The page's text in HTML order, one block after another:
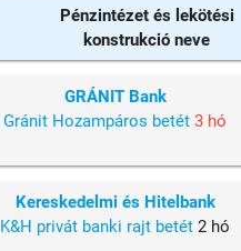
Pénzintézet és lekötési
konstrukció neve
GRÁNIT Bank
Gránit Hozampáros betét 3 hó
Kereskedelmi és Hitelbank
K&H privát banki rajt betét 2 hó